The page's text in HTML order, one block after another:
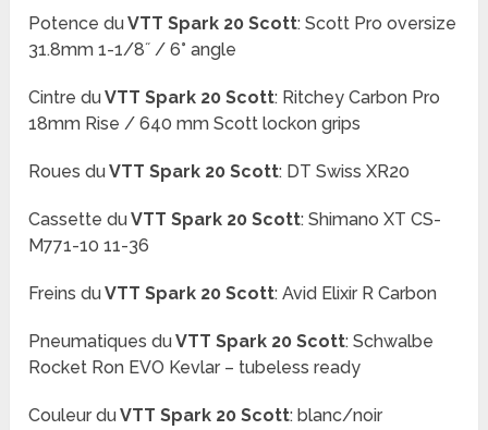
Potence duVTT Spark 20 Scott: Scott Pro oversize
31.8mm 1-1/8˝ / 6° angle
Cintre duVTT Spark 20 Scott: Ritchey Carbon Pro
18mm Rise / 640 mm Scott lockon grips
Roues duVTT Spark 20 Scott: DT Swiss XR20
Cassette duVTT Spark 20 Scott: Shimano XT CS-
M771-10 11-36
Freins duVTT Spark 20 Scott: Avid Elixir R Carbon
Pneumatiques duVTT Spark 20 Scott: Schwalbe
Rocket Ron EVO Kevlar – tubeless ready
Couleur duVTT Spark 20 Scott: blanc/noir